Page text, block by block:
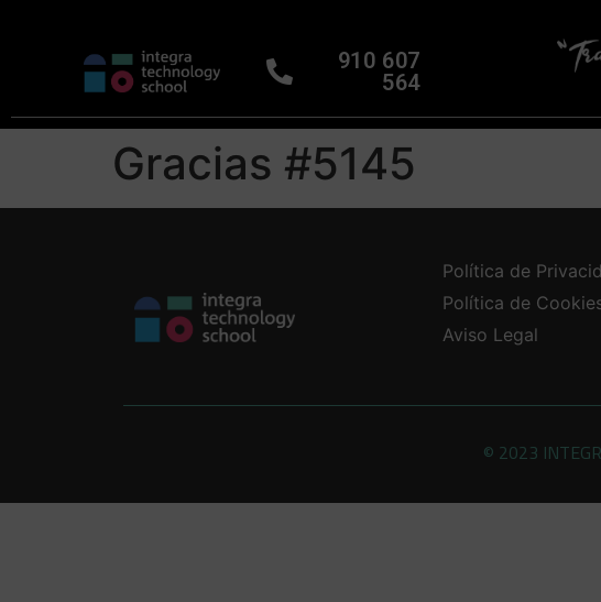
910 607
564
Gracias #5145
Política de
Política de
Aviso Legal
© 2023